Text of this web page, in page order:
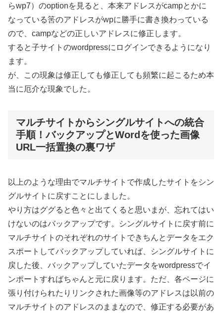
らwp7）のoptionを見ると、本来アドレスがcampとかに
なっている筈のアドレスがwpに勝手に書き換わっている
ので、campなどの正しいアドレスに修正します。
すると子サイトのwordpressにログインできるようになり
ます。
が、この現象は修正しても修正しても頻繁に起こるため本
当に厄介な現象でした。
マルチサイトからシングルサイトへの統合
手順！バックアップとWordを使った画像
URL一括置換の裏ワザ
以上のような理由でマルチサイトで作成したサイトをシン
グルサイトに戻すことにしました。
やり方はググると色々と出てくると思いまが、忘れてはい
けないのはバックアップです。シングルサイトに戻す前に
マルチサイトのそれぞれのサイトできちんとデータをエク
スポートしてバックアップしていれば、シングルサイトに
戻した後、バックアップしていたデータをwordpressでイ
ンポートすればちゃんと元に戻ります。ただ、各ページに
張り付けられたりリンクされた画像等のアドレスは以前の
マルチサイトのアドレスのままなので、修正する必要があ